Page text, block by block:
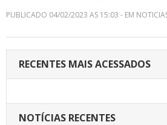
PUBLICADO 04/02/2023 AS 15:03 - EM
RECENTES MAIS ACESSADOS
NOTÍCIAS RECENTES